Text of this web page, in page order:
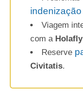
indenização
Viagem
com a Holafly
Reserve
Civitatis.